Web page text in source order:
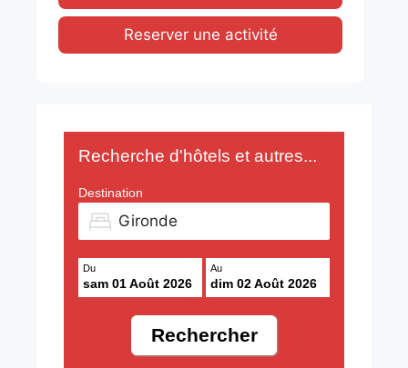
Reserver une activité
Recherche d'hôtels et autres...
Destination
Du
sam 01 Août 2026
Au
dim 02 Août 2026